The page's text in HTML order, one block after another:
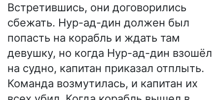
Встретившись, они договорились
сбежать. Нур-ад-дин должен был
попасть на корабль и ждать там
девушку, но когда Нур-ад-дин взошёл
на судно, капитан приказал отплыть.
Команда возмутилась, и капитан их